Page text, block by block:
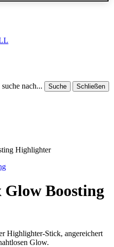
nach... Suche
Schließen
Highlighter
Boosting
Highlighter-Stick, angereichert
Glow.